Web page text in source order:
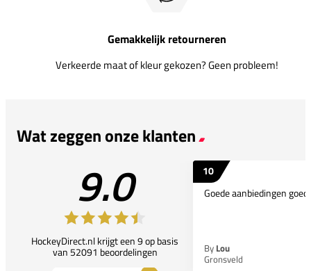
Gemakkelijk retourneren
Verkeerde maat of kleur gekozen? Geen probleem!
Wat zeggen onze klanten
9.0
HockeyDirect.nl krijgt een 9 op basis
van 52091 beoordelingen
10
Goede aanbiedingen
By Lou
Gronsveld